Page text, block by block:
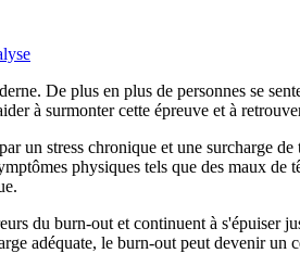
De plus en plus de personnes se
à surmonter cette épreuve et à
un stress chronique et une surcharge
physiques tels que des maux de
du burn-out et continuent à s'épuiser
adéquate, le burn-out peut devenir